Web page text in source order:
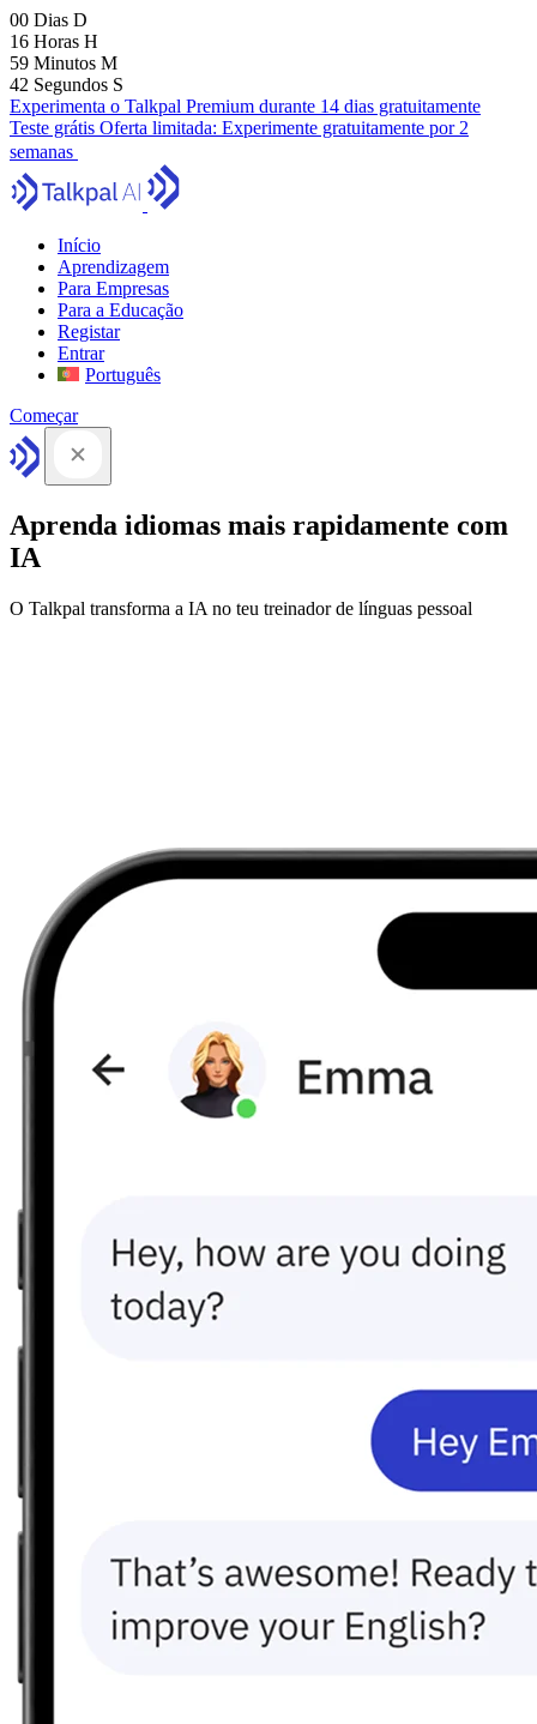
00 Dias D
16 Horas H
59 Minutos M
41 Segundos S
Experimenta o Talkpal Premium durante 14 dias gratuitamente
Teste grátis Oferta limitada: Experimente gratuitamente por 2
semanas
Início
Aprendizagem
Para Empresas
Para a Educação
Registar
Entrar
Português
Começar
Aprenda idiomas mais rapidamente com
IA
O Talkpal transforma a IA no teu treinador de línguas pessoal